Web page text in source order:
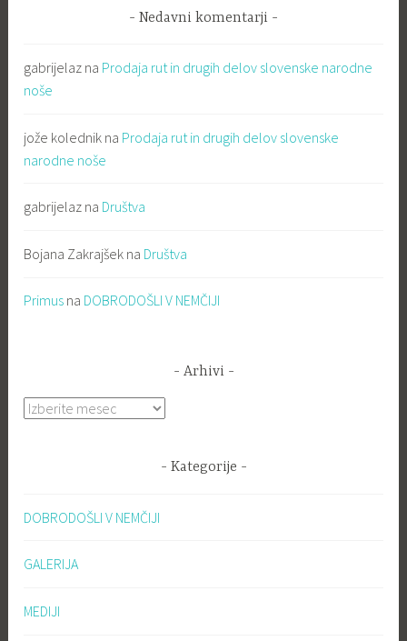
Nedavni komentarji
gabrijelaz na Prodaja rut in drugih delov slovenske narodne
noše
jože kolednik na Prodaja rut in drugih delov slovenske
narodne noše
gabrijelaz na Društva
Bojana Zakrajšek na Društva
Primus na DOBRODOŠLI V NEMČIJI
Arhivi
Arhivi
Kategorije
DOBRODOŠLI V NEMČIJI
GALERIJA
MEDIJI